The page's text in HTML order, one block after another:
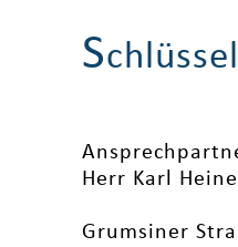
S
Herr Karl
Grumsiner